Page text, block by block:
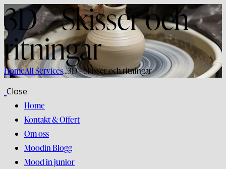
3D – Skisser och
ritningar
HomeAll Services...3D – Skisser och ritningar
Close
Home
Kontakt & Offert
Om oss
Moodin Blogg
Mood in junior